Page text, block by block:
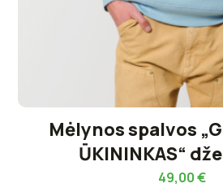
Mėlynos spalvos
ŪKININKAS“
49,00€